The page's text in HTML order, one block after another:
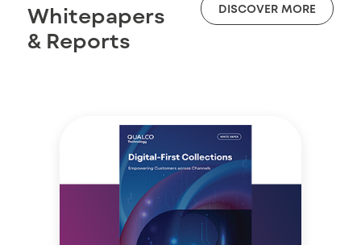
Whitepapers
& Reports
DISCOVER MORE